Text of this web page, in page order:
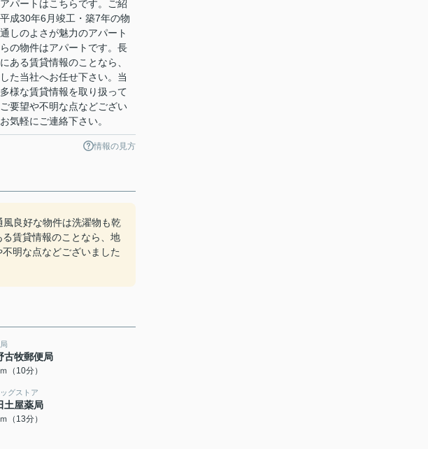
パートはこちらです。ご紹
成30年6月竣工・築7年の物
しのよさが魅力のアパート
の物件はアパートです。長
ある賃貸情報のことなら、
た当社へお任せ下さい。当
様な賃貸情報を取り扱って
要望や不明な点などござい
気軽にご連絡下さい。
情報の見方
良好な物件は洗濯物も乾
賃貸情報のことなら、地
明な点などございました
古牧郵便局
（10分）
ッグストア
土屋薬局
（13分）